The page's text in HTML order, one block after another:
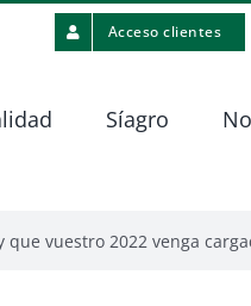
Acceso clientes
Síagro
vuestro 2022 venga